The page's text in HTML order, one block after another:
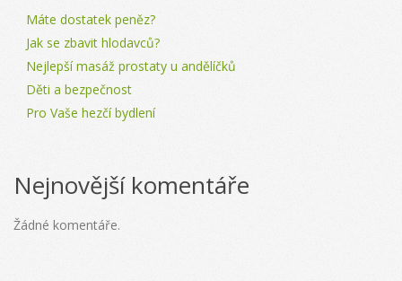
Máte dostatek peněz?
Jak se zbavit hlodavců?
Nejlepší masáž prostaty u andělíčků
Děti a bezpečnost
Pro Vaše hezčí bydlení
Nejnovější komentáře
Žádné komentáře.